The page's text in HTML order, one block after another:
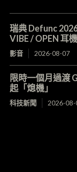
瑞典 Defunc
VIBE / OPEN 耳
影音 2026-08-07
限時一個月過渡
起「熄機」
科技新聞 2026-08-